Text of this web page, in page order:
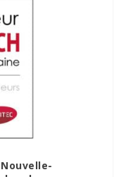
Nouvelle-